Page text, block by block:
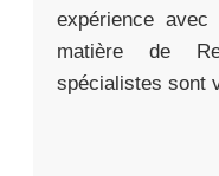
expérience
matière de
spécialistes sont